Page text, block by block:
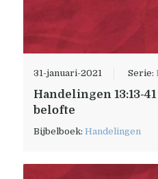
31-januari-2021 Serie:
Handelingen 13:13-
belofte
Bijbelboek:Handelingen